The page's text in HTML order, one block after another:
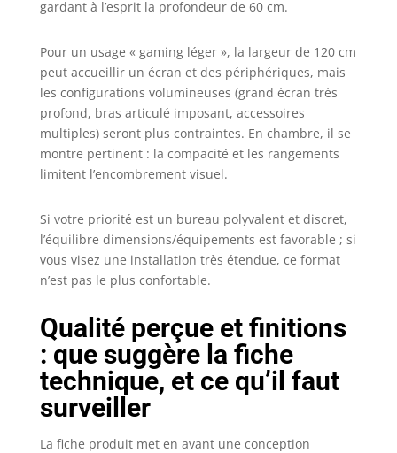
gardant à l’esprit la profondeur de 60 cm.
Pour un usage « gaming léger », la largeur de 120 cm
peut accueillir un écran et des périphériques, mais
les configurations volumineuses (grand écran très
profond, bras articulé imposant, accessoires
multiples) seront plus contraintes. En chambre, il se
montre pertinent : la compacité et les rangements
limitent l’encombrement visuel.
Si votre priorité est un bureau polyvalent et discret,
l’équilibre dimensions/équipements est favorable ; si
vous visez une installation très étendue, ce format
n’est pas le plus confortable.
Qualité perçue et finitions
: que suggère la fiche
technique, et ce qu’il faut
surveiller
La fiche produit met en avant une conception